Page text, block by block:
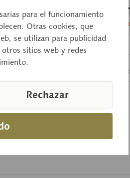
Precio a
Tiempo de entrega a
Número de artículo:
para el funcionamiento
Otras cookies, que
se utilizan para publicidad
sitios web y redes
Rechazar